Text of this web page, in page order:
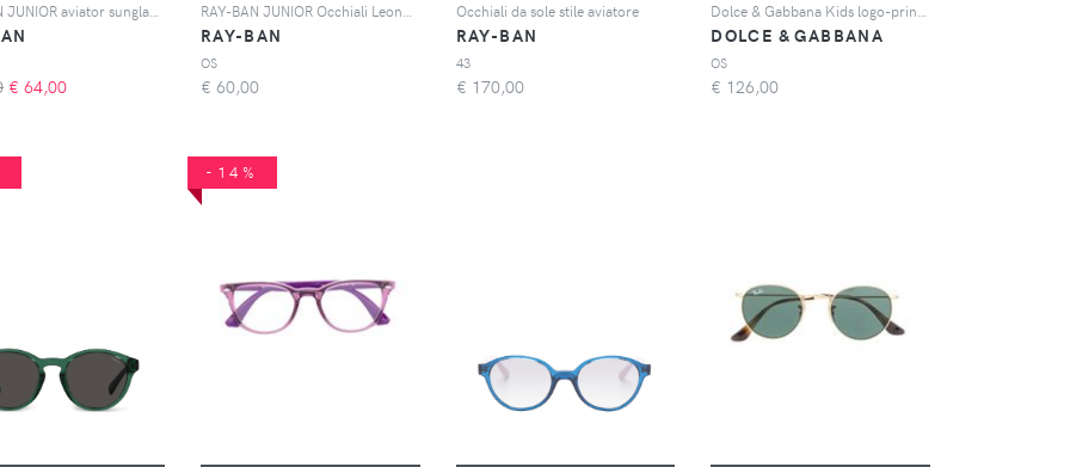
RAY-BAN JUNIOR aviator sunglasses - Nero
€ 64,00
RAY-BAN JUNIOR Occhiali Leonard squadrati - Nero
RAY-BAN
OS
€ 60,00
Occhiali da sole stile aviatore
RAY-BAN
43
€ 170,00
Dolce & Gabbana Kids logo-print square-frame sunglasses - Rosso
DOLCE & GABBANA
OS
€ 126,00
-14%